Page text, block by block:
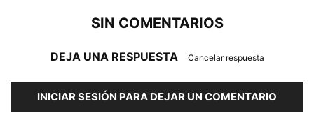
SIN COMENTARIOS
DEJA UNA RESPUESTA Cancelar respuesta
INICIAR SESIÓN PARA DEJAR UN COMENTARIO